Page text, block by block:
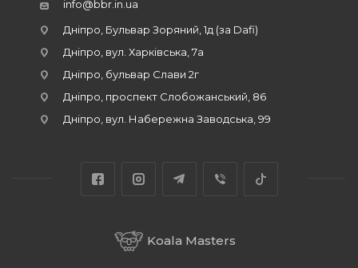
info@bbr.in.ua
Дніпро, Бульвар Зоряний, 1д (за Dafi)
Дніпро, вул. Харківська, 7а
Дніпро, бульвар Слави 2г
Дніпро, проспект Слобожанський, 86
Дніпро, вул. Набережна Заводська, 99
Koala Masters